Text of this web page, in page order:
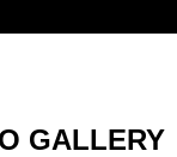
GALLERY